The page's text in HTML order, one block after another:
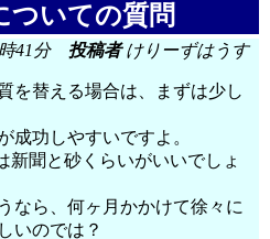
ついての質問
41分 投稿者けりーずはうす
を替える場合は、まずは少し
成功しやすいですよ。
新聞と砂くらいがいいでしょ
なら、何ヶ月かかけて徐々に
いのでは？